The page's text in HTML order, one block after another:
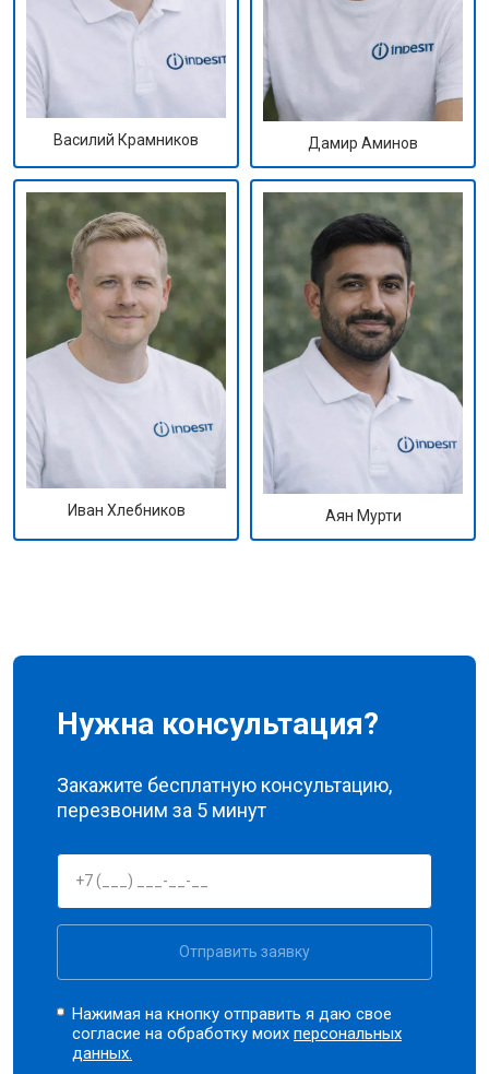
Василий Крамников Дамир Аминов
Иван Хлебников Аян Мурти
Нужна консультация?
Закажите бесплатную консультацию,
перезвоним за 5 минут
Отправить заявку
Нажимая на кнопку отправить я даю свое
согласие на обработку моихперсональных
данных.